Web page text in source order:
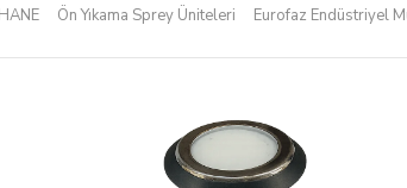
Ön Yıkama Sprey Üniteleri Eurofaz Endüstriyel